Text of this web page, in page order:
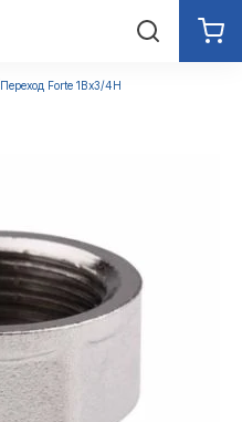
Переход Forte 1Вх3/4Н